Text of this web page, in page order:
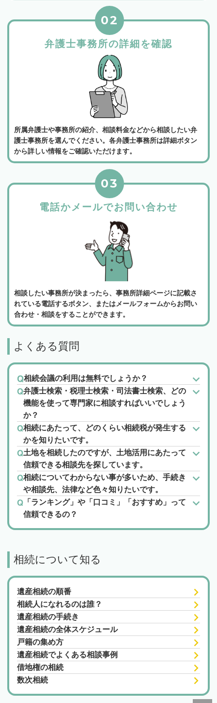
弁護士事務所の詳細を確認
02
所属弁護士や事務所の紹介、相談料金などから相談したい弁
護士事務所を選んでください。各弁護士事務所は詳細ボタン
から詳しい情報をご確認いただけます。
電話かメールでお問い合わせ
03
相談したい事務所が決まったら、事務所詳細ページに記載さ
れている電話するボタン、またはメールフォームからお問い
合わせ・相談をすることができます。
よくある質問
相続会議の利用は無料でしょうか？
弁護士検索・税理士検索・司法書士検索、どの
機能を使って専門家に相談すればいいでしょう
か？
相続にあたって、どのくらい相続税が発生する
かを知りたいです。
土地を相続したのですが、土地活用にあたって
信頼できる相談先を探しています。
相続についてわからない事が多いため、手続き
や相談先、法律など色々知りたいです。
「ランキング」や「口コミ」「おすすめ」って
信頼できるの？
相続について知る
遺産相続の順番
相続人になれるのは誰？
遺産相続の手続き
遺産相続の全体スケジュール
戸籍の集め方
遺産相続でよくある相談事例
借地権の相続
数次相続